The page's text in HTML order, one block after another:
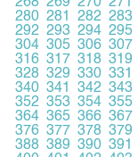
280 281 282 283
292 293 294 295
304 305 306 307
316 317 318 319
328 329 330 331
340 341 342 343
352 353 354 355
364 365 366 367
376 377 378 379
388 389 390 391